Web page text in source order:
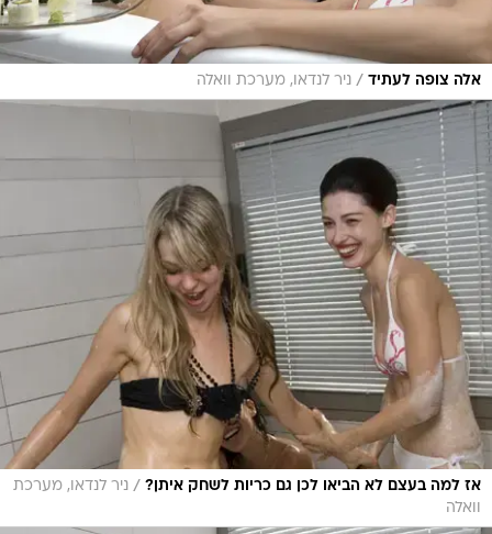
אלה צופה לעתיד / ניר לנדאו, מערכת וואלה
אז למה בעצם לא הביאו לכן גם כריות לשחק איתן? / ניר לנדאו, מערכת
וואלה